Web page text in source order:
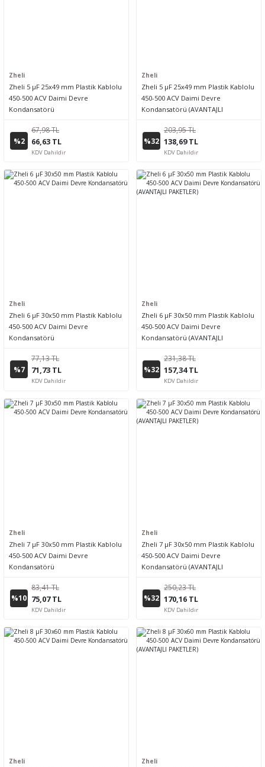
Zheli
Zheli 5 µF 25x49 mm Plastik Kablolu
450-500 ACV Daimi Devre
Kondansatörü
%2
67,98 TL
66,63 TL
KDV Dahildir
Zheli
Zheli 5 µF 25x49 mm Plastik Kablolu
450-500 ACV Daimi Devre
Kondansatörü (AVANTAJLI
%32
203,95 TL
138,69 TL
KDV Dahildir
Zheli
Zheli 6 µF 30x50 mm Plastik Kablolu
450-500 ACV Daimi Devre
Kondansatörü
%7
77,13 TL
71,73 TL
KDV Dahildir
Zheli
Zheli 6 µF 30x50 mm Plastik Kablolu
450-500 ACV Daimi Devre
Kondansatörü (AVANTAJLI
%32
231,38 TL
157,34 TL
KDV Dahildir
Zheli
Zheli 7 µF 30x50 mm Plastik Kablolu
450-500 ACV Daimi Devre
Kondansatörü
%10
83,41 TL
75,07 TL
KDV Dahildir
Zheli
Zheli 7 µF 30x50 mm Plastik Kablolu
450-500 ACV Daimi Devre
Kondansatörü (AVANTAJLI
%32
250,23 TL
170,16 TL
KDV Dahildir
Zheli Zheli